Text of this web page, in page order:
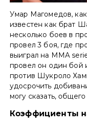
Умар Магомедов,
известен как брат
несколько боев в
провел 3 боя, где
выиграл на MMA
провел он один
против Шукроло
удосрочить
могу сказать,
Коэффициенты